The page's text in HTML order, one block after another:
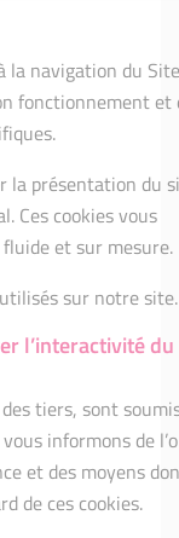
la navigation du Site
fonctionnement et
la présentation du
Ces cookies vous
et sur mesure.
sur notre site.
l’interactivité
tiers, sont
informons de
et des moyens
de ces cookies.